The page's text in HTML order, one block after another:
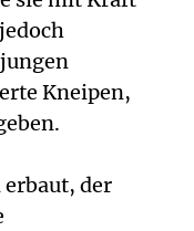
Kneipen,
der